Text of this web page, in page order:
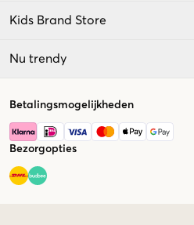
Kids Brand Store
Nu trendy
Betalingsmogelijkheden
Bezorgopties